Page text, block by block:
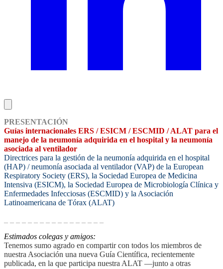
PRESENTACIÓN
Guías internacionales ERS / ESICM / ESCMID / ALAT para el
manejo de la neumonía adquirida en el hospital y la neumonía
asociada al ventilador
Directrices para la gestión de la neumonía adquirida en el hospital
(HAP) / neumonía asociada al ventilador (VAP) de la European
Respiratory Society (ERS), la Sociedad Europea de Medicina
Intensiva (ESICM), la Sociedad Europea de Microbiología Clínica y
Enfermedades Infecciosas (ESCMID) y la Asociación
Latinoamericana de Tórax (ALAT)
Estimados colegas y amigos:
Tenemos sumo agrado en compartir con todos los miembros de
nuestra Asociación una nueva Guía Científica, recientemente
publicada, en la que participa nuestra ALAT —junto a otras